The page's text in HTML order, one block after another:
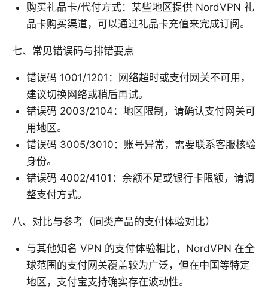
购买礼品卡/代付方式：某些地区提供 NordVPN 礼
品卡购买渠道，可以通过礼品卡充值来完成订阅。
七、常见错误码与排错要点
错误码 1001/1201：网络超时或支付网关不可用，
建议切换网络或稍后再试。
错误码 2003/2104：地区限制，请确认支付网关可
用地区。
错误码 3005/3010：账号异常，需要联系客服核验
身份。
错误码 4002/4101：余额不足或银行卡限额，请调
整支付方式。
八、对比与参考（同类产品的支付体验对比）
与其他知名 VPN 的支付体验相比，NordVPN 在全
球范围的支付网关覆盖较为广泛，但在中国等特定
地区，支付宝支持确实存在波动性。